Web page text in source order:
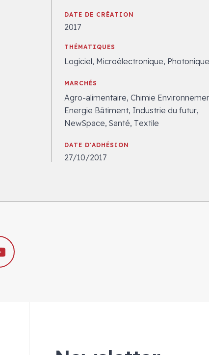
DATE DE CRÉATION
2017
THÉMATIQUES
Logiciel, Microélectronique, Photonique
MARCHÉS
Agro-alimentaire, Chimie
Energie Bâtiment, Industrie du futur,
NewSpace, Santé, Textile
DATE D'ADHÉSION
27/10/2017